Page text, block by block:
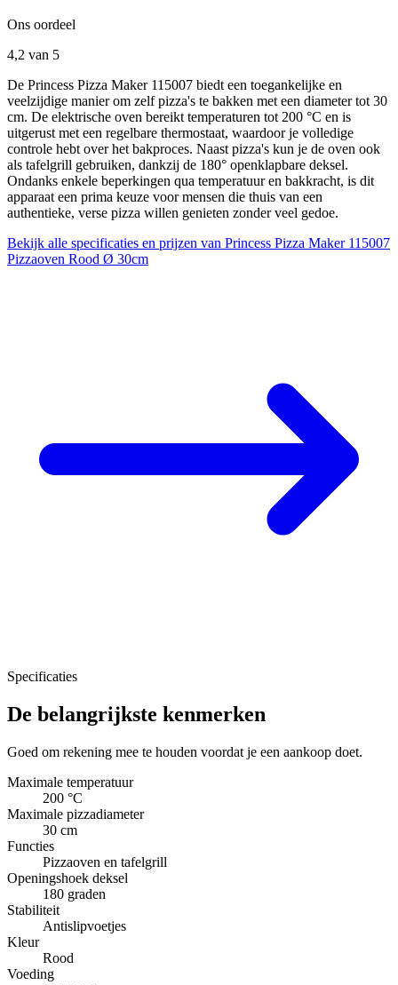
Ons oordeel
4,2 van 5
De Princess Pizza Maker 115007 biedt een toegankelijke en
veelzijdige manier om zelf pizza's te bakken met een diameter tot 30
cm. De elektrische oven bereikt temperaturen tot 200 °C en is
uitgerust met een regelbare thermostaat, waardoor je volledige
controle hebt over het bakproces. Naast pizza's kun je de oven ook
als tafelgrill gebruiken, dankzij de 180° openklapbare deksel.
Ondanks enkele beperkingen qua temperatuur en bakkracht, is dit
apparaat een prima keuze voor mensen die thuis van een
authentieke, verse pizza willen genieten zonder veel gedoe.
Bekijk alle specificaties en prijzen van Princess Pizza Maker 115007
Pizzaoven Rood Ø 30cm
Specificaties
De belangrijkste kenmerken
Goed om rekening mee te houden voordat je een aankoop doet.
Maximale temperatuur
200 °C
Maximale pizzadiameter
30 cm
Functies
Pizzaoven en tafelgrill
Openingshoek deksel
180 graden
Stabiliteit
Antislipvoetjes
Kleur
Rood
Voeding